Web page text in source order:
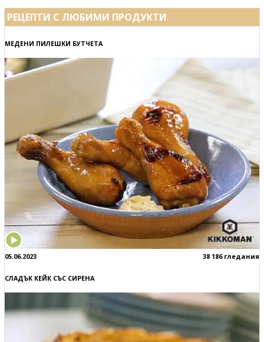
РЕЦЕПТИ С ЛЮБИМИ ПРОДУКТИ
МЕДЕНИ ПИЛЕШКИ БУТЧЕТА
05.06.2023 38 186 гледания
СЛАДЪК КЕЙК СЪС СИРЕНА